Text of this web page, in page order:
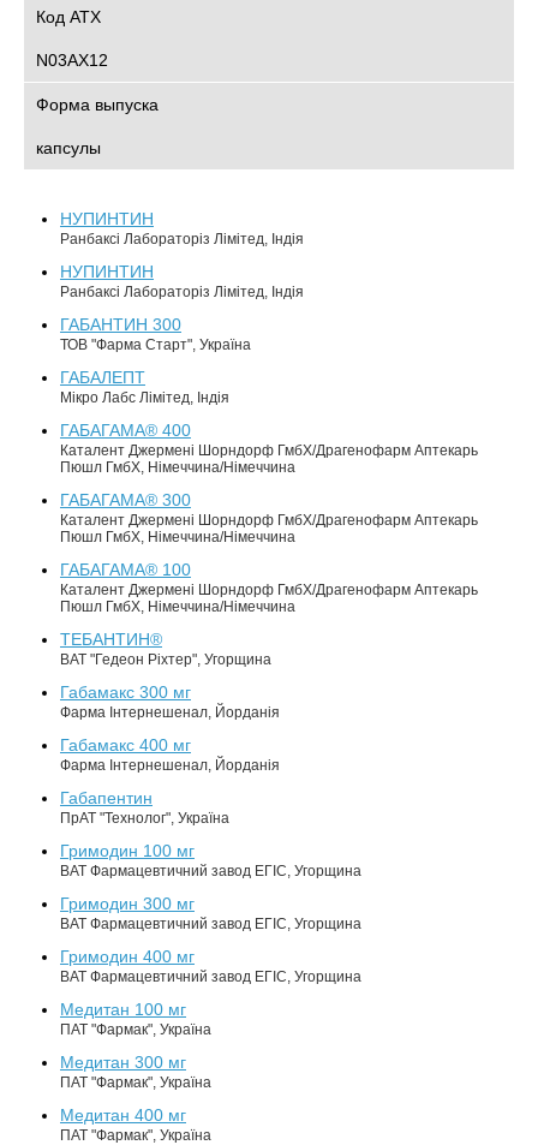
Код АТХ
N03AX12
Форма выпуска
капсулы
НУПИНТИН
Ранбаксі Лабораторіз Лімітед, Індія
НУПИНТИН
Ранбаксі Лабораторіз Лімітед, Індія
ГАБАНТИН 300
ТОВ "Фарма Старт", Україна
ГАБАЛЕПТ
Мікро Лабс Лімітед, Індія
ГАБАГАМА® 400
Каталент Джермені Шорндорф ГмбХ/Драгенофарм Аптекарь
Пюшл ГмбХ, Німеччина/Німеччина
ГАБАГАМА® 300
Каталент Джермені Шорндорф ГмбХ/Драгенофарм Аптекарь
Пюшл ГмбХ, Німеччина/Німеччина
ГАБАГАМА® 100
Каталент Джермені Шорндорф ГмбХ/Драгенофарм Аптекарь
Пюшл ГмбХ, Німеччина/Німеччина
ТЕБАНТИН®
ВАТ "Гедеон Ріхтер", Угорщина
Габамакс 300 мг
Фарма Інтернешенал, Йорданія
Габамакс 400 мг
Фарма Інтернешенал, Йорданія
Габапентин
ПрАТ "Технолог", Україна
Гримодин 100 мг
ВАТ Фармацевтичний завод ЕГІС, Угорщина
Гримодин 300 мг
ВАТ Фармацевтичний завод ЕГІС, Угорщина
Гримодин 400 мг
ВАТ Фармацевтичний завод ЕГІС, Угорщина
Медитан 100 мг
ПАТ "Фармак", Україна
Медитан 300 мг
ПАТ "Фармак", Україна
Медитан 400 мг
ПАТ "Фармак", Україна